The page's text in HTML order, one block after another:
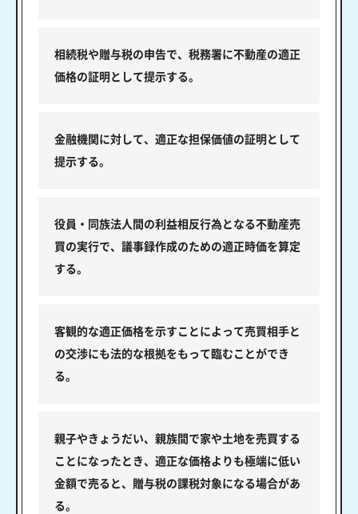
相続税や贈与税の申告で、税務署に不動産の適正
価格の証明として提示する。
金融機関に対して、適正な担保価値の証明として
提示する。
役員・同族法人間の利益相反行為となる不動産売
買の実行で、議事録作成のための適正時価を算定
する。
客観的な適正価格を示すことによって売買相手と
の交渉にも法的な根拠をもって臨むことができ
る。
親子やきょうだい、親族間で家や土地を売買する
ことになったとき、適正な価格よりも極端に低い
金額で売ると、贈与税の課税対象になる場合があ
る。